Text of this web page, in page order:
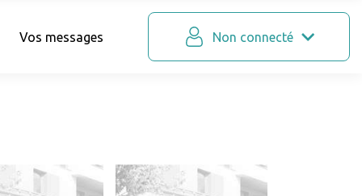
Vos messages Non connecté